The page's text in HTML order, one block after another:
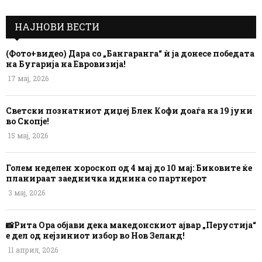
НАЈНОВИ ВЕСТИ
(Фото+видео) Дара со „Бангаранга“ ѝ ја донесе победата
на Бугарија на Евровизија!
17 мај, 2026
Светски познатниот диџеј Блек Кофи доаѓа на 19 јуни
во Скопје!
15 мај, 2026
Голем неделен хороскоп од 4 мај до 10 мај: Биковите ќе
планираат заедничка иднина со партнерот
3 мај, 2026
📸Рита Ора објави дека македонскиот ајвар „Перустија“
е дел од нејзиниот избор во Нов Зеланд!
11 април, 2026